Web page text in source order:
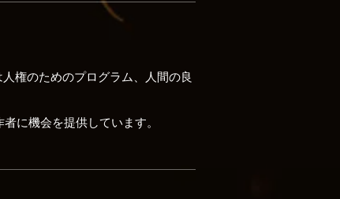
権のためのプログラム、人間の良
に機会を提供しています。